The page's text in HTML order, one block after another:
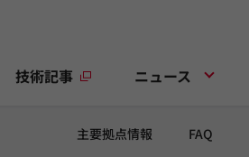
技術記事 ニュース
主要拠点情報 FAQ